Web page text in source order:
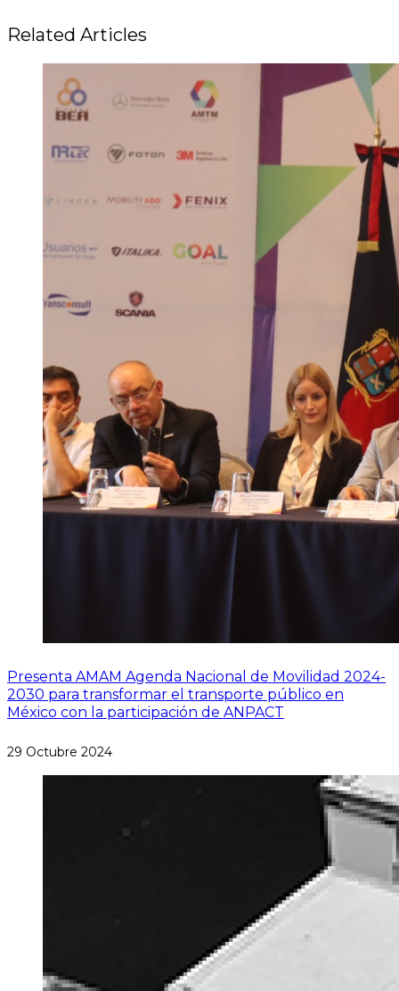
Related Articles
Presenta AMAM Agenda Nacional de Movilidad 2024-
2030 para transformar el transporte público en
México con la participación de ANPACT
29 Octubre 2024